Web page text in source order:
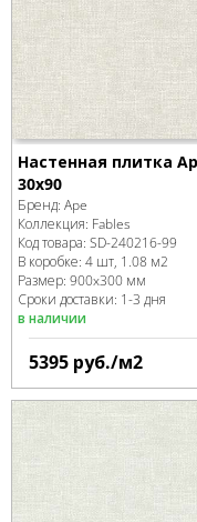
Настенная плитка
30x90
Бренд: Ape
Коллекция: Fables
Код товара: SD-240216-99
В коробке: 4 шт, 1.08 м2
Размер: 900x300 мм
Сроки доставки: 1-3 дня
в наличии
5395 руб./м2